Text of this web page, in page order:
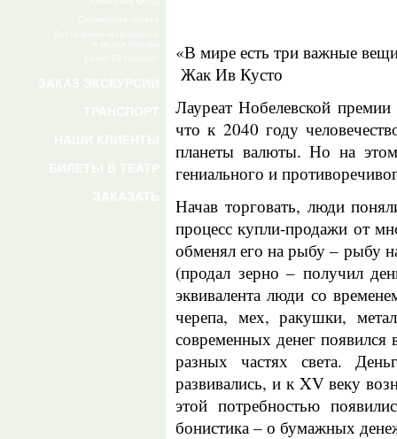
«В мире есть три важные
Жак Ив Кусто
Лауреат Нобелевской
что к 2040 году
планеты валюты. Но на
гениального и
Начав торговать, люди
процесс купли-продажи от
обменял его на рыбу – рыбу
(продал зерно – получил
эквивалента люди со
черепа, мех, ракушки,
современных денег
разных частях света.
развивались, и к XV веку
этой потребностью
бонистика – о бумажных